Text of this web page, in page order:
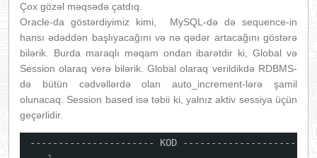
Çox gözəl məqsədə çatdıq.
Oracle-da göstərdiyimiz kimi, MySQL-də də sequence-in
hansı ədəddən başlıyacağını və nə qədər artacağını göstərə
bilərik. Burda maraqlı məqam ondan ibarətdir ki, Global və
Session olaraq verə bilərik. Global olaraq verildikdə RDBMS-
də bütün cədvəllərdə olan auto_increment-lərə şamil
olunacaq. Session based isə təbii ki, yalnız aktiv sessiya üçün
geçərlidir.
---------------------- KOD ----------------------